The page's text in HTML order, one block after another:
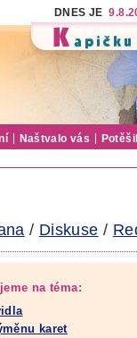
DNES JE
Naštvalo vás
/ Diskuse /
na téma:
karet